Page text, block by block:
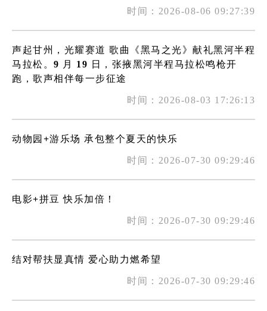
时间：2026-08-06 09:27:39
声起甘州，光耀赛道 歌曲《黑马之光》献礼黑河半程
马拉松。9 月 19 日，张掖黑河半程马拉松鸣枪开
跑，歌声相伴每一步征途
时间：2026-08-03 17:26:13
动物园+游乐场 承包整个夏天的快乐
时间：2026-07-30 09:29:46
电影+拼豆 快乐加倍！
时间：2026-07-30 09:29:46
结对帮扶显真情 爱心助力燃希望
时间：2026-07-30 09:29:46